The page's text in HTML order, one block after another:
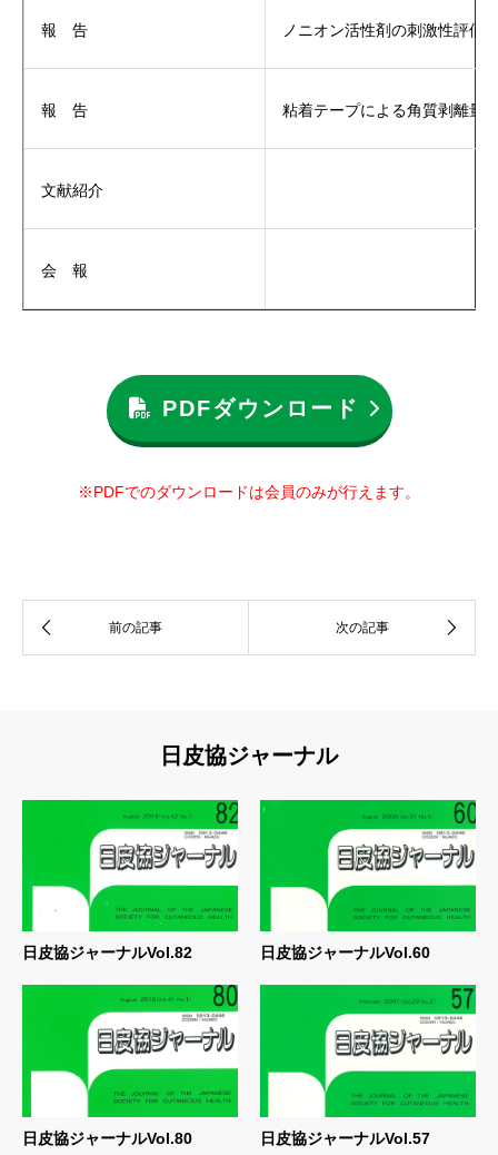
報 告 ノニオン活性剤の刺激性評価
報 告 粘着テープによる角質剥離量
文献紹介
会 報
PDFダウンロード
※PDFでのダウンロードは会員のみが行えます。
日皮協ジャーナル
日皮協ジャーナルVol.82 日皮協ジャーナルVol.60
日皮協ジャーナルVol.80 日皮協ジャーナルVol.57